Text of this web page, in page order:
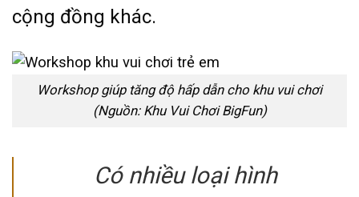
cộng đồng khác.
Workshop giúp tăng độ hấp dẫn cho khu vui chơi
(Nguồn: Khu Vui Chơi BigFun)
Có nhiều loại hình